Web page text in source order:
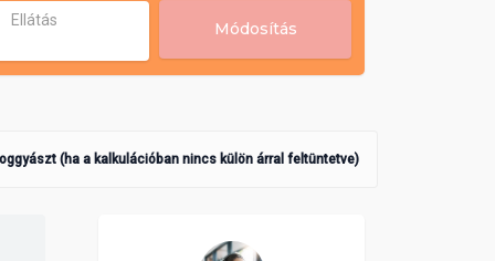
Ellátás Módosítás
(ha a kalkulációban nincs külön árral feltüntetve)